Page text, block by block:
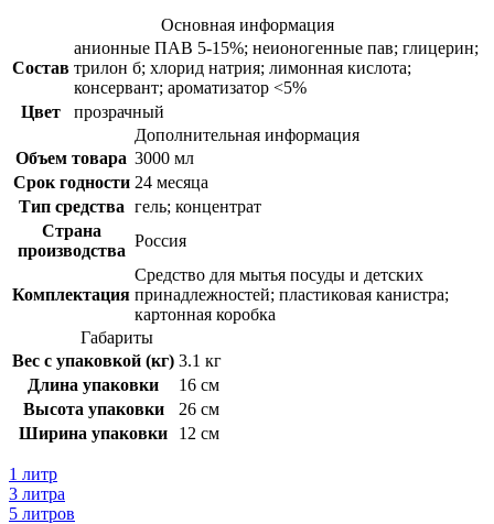
Основная информация
Состав
анионные ПАВ 5-15%; неионогенные пав; глицерин;
трилон б; хлорид натрия; лимонная кислота;
консервант; ароматизатор <5%
Цвет
прозрачный
Дополнительная информация
Объем товара 3000 мл
Срок годности 24 месяца
Тип средства гель; концентрат
Страна
производства
Россия
Комплектация
Средство для мытья посуды и детских
принадлежностей; пластиковая канистра;
картонная коробка
Габариты
Вес с упаковкой (кг) 3.1 кг
Длина упаковки
16 см
Высота упаковки
26 см
Ширина упаковки
12 см
1 литр
3 литра
5 литров